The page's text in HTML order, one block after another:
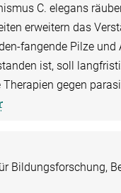
C. elegans
erweitern das
fangende Pilze und
ist, soll
gegen
Bildungsforschung,